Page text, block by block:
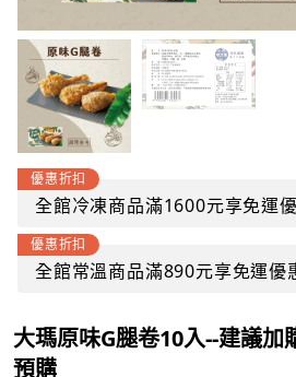
優惠折扣
全館冷凍商品滿1600元享免運
優惠折扣
全館常溫商品滿890元享免運優
大瑪原味G腿卷10入--建議加
預購